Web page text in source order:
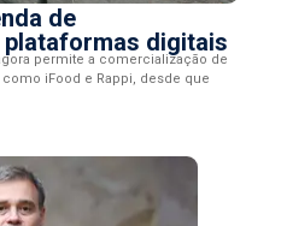
de
digitais
permite a comercialização de
iFood e Rappi, desde que